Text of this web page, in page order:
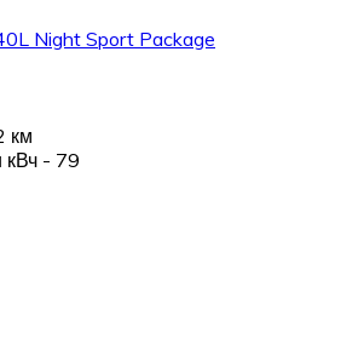
Night Sport Package
км
кВч - 79